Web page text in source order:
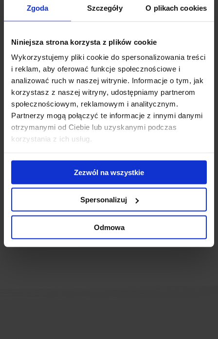
Zgoda Szczegóły O plikach cookies
Niniejsza strona korzysta z plików cookie
Wykorzystujemy pliki cookie do spersonalizowania treści
i reklam, aby oferować funkcje społecznościowe i
analizować ruch w naszej witrynie. Informacje o tym, jak
korzystasz z naszej witryny, udostępniamy partnerom
społecznościowym, reklamowym i analitycznym.
Partnerzy mogą połączyć te informacje z innymi danymi
otrzymanymi od Ciebie lub uzyskanymi podczas
korzystania z ich usług.
Zezwól na wszystkie
Spersonalizuj
Odmowa
ponad 100 drzew, powstały tu dwie pasieki miejskie, a budynki
biurowe mają zielone dachy. Ponadto na terenie Fabryki Norblina
dla rowerów wraz z czterema stanowiskami do ładowania
samochodów elektrycznych i hybrydowych.
Powiązane newsy
Startuje budowa nowego kompleksu biurowego Studio
(11 sierpnia 2021)
Historyczna Fabryka Norblina z wiechą
(5 października
2020)
Fabryka Norblina osiągneła 10 metrów wysokości
Wystartowała rewitalizacja Fabryki Norblina
listopada 2017)
BREEAM dla ArtNorblin(26 listopada 2014)
Realizacja ArtNorblin w II kwartale 2015r.(6 października